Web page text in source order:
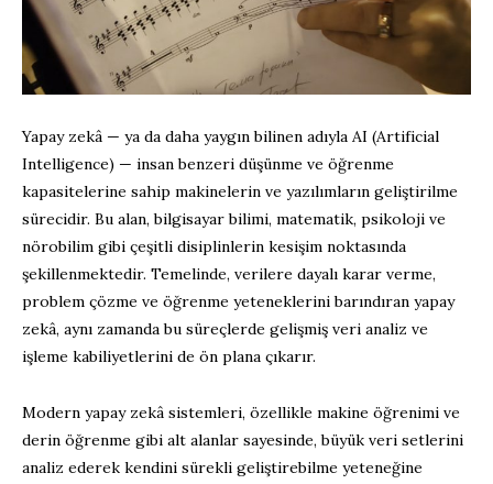
Yapay zekâ — ya da daha yaygın bilinen adıyla AI (Artificial
Intelligence) — insan benzeri düşünme ve öğrenme
kapasitelerine sahip makinelerin ve yazılımların geliştirilme
sürecidir. Bu alan, bilgisayar bilimi, matematik, psikoloji ve
nörobilim gibi çeşitli disiplinlerin kesişim noktasında
şekillenmektedir. Temelinde, verilere dayalı karar verme,
problem çözme ve öğrenme yeteneklerini barındıran yapay
zekâ, aynı zamanda bu süreçlerde gelişmiş veri analiz ve
işleme kabiliyetlerini de ön plana çıkarır.
Modern yapay zekâ sistemleri, özellikle makine öğrenimi ve
derin öğrenme gibi alt alanlar sayesinde, büyük veri setlerini
analiz ederek kendini sürekli geliştirebilme yeteneğine